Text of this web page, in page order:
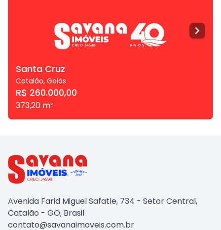
Santa Cruz
Catalão, Goiás
R$ 260.000,00
373,20 m²
Avenida Farid Miguel Safatle, 734 - Setor Central,
Catalão - GO, Brasil
contato@savanaimoveis.com.br